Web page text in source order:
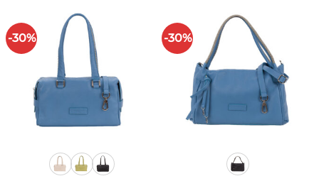
era:
129,00€. 90,30€.
era:
169,00€.
-30% -30%